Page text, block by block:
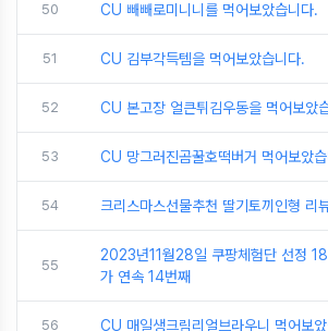
50 CU 빼빼로미니니를 먹어보았습니다.
51 CU 김부각득템을 먹어보았습니다.
52 CU 본고장 얼큰튀김우동을 먹어보았
53 CU 망그러진곰꿀호떡버거 먹어보았
54 크리스마스선물추천 딸기토끼인형 리
55
2023년11월28일 쿠팡체험단 선정
가 연속 14번째
56 CU 매일생크림리얼브라우니 먹어보